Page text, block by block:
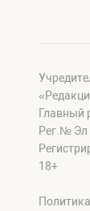
Главный
Рег.№ Эл
18+